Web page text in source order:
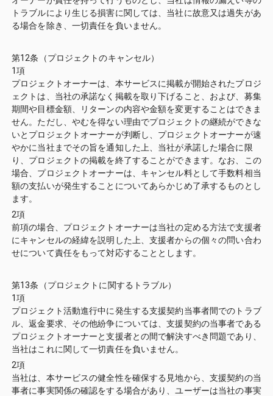
トラブルにより生じる損害に関しては、当社に故意又は過失があ
る場合を除き、一切責任を負いません。
第12条（プロジェクトのキャンセル）
1項
プロジェクトオーナーは、本サービスに掲載が開始されたプロジ
ェクトは、当社の承諾なく掲載を取り下げること、および、募集
期間や目標金額、リターンの内容や金額を変更することはできま
せん。ただし、やむを得ない理由でプロジェクトの継続ができな
いとプロジェクトオーナーが判断し、プロジェクトオーナーが速
やかに当社までその旨を通知した上、当社が承諾した場合に限
り、プロジェクトの掲載を終了することができます。なお、この
場合、プロジェクトオーナーは、キャンセル料として手数料相当
額の支払いが発生することについてあらかじめ了承するものとし
ます。
2項
前項の場合、プロジェクトオーナーは当社の定める方法で支援者
にキャンセルの経緯を説明した上、支援者からの個々の問い合わ
せについて責任をもって対応することとします。
第13条（プロジェクトに関するトラブル）
1項
プロジェクト活動進行中に発生する支援契約当事者間でのトラブ
ル、返金要求、その他紛争については、支援契約の当事者である
プロジェクトオーナーと支援者との間で解決すべき問題であり、
当社はこれに関して一切責任を負いません。
2項
当社は、本サービスの健全性を確保する見地から、支援契約の当
事者に事実関係の確認をする場合があり、ユーザーは当社の事実